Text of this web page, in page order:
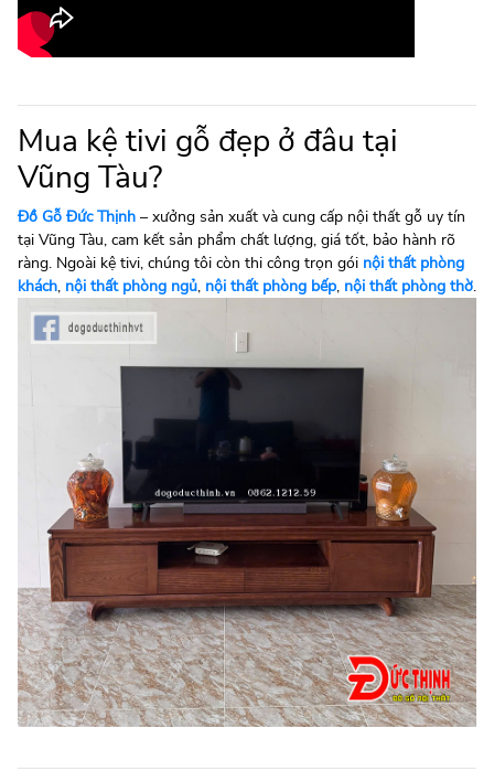
Mua kệ tivi gỗ đẹp ở đâu tại
Vũng Tàu?
Đồ Gỗ Đức Thịnh – xưởng sản xuất và cung cấp nội thất gỗ uy tín
tại Vũng Tàu, cam kết sản phẩm chất lượng, giá tốt, bảo hành rõ
ràng. Ngoài kệ tivi, chúng tôi còn thi công trọn gói nội thất phòng
khách, nội thất phòng ngủ, nội thất phòng bếp, nội thất phòng thờ.